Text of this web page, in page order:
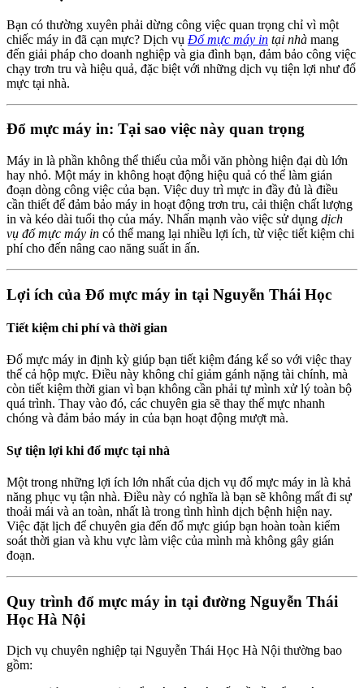
Bạn có thường xuyên phải dừng công việc quan trọng chỉ vì một
chiếc máy in đã cạn mực? Dịch vụ Đổ mực máy in tại nhà mang
đến giải pháp cho doanh nghiệp và gia đình bạn, đảm bảo công việc
chạy trơn tru và hiệu quả, đặc biệt với những dịch vụ tiện lợi như đổ
mực tại nhà.
Đổ mực máy in: Tại sao việc này quan trọng
Máy in là phần không thể thiếu của mỗi văn phòng hiện đại dù lớn
hay nhỏ. Một máy in không hoạt động hiệu quả có thể làm gián
đoạn dòng công việc của bạn. Việc duy trì mực in đầy đủ là điều
cần thiết để đảm bảo máy in hoạt động trơn tru, cải thiện chất lượng
in và kéo dài tuổi thọ của máy. Nhấn mạnh vào việc sử dụng dịch
vụ đổ mực máy in có thể mang lại nhiều lợi ích, từ việc tiết kiệm chi
phí cho đến nâng cao năng suất in ấn.
Lợi ích của Đổ mực máy in tại Nguyễn Thái Học
Tiết kiệm chi phí và thời gian
Đổ mực máy in định kỳ giúp bạn tiết kiệm đáng kể so với việc thay
thế cả hộp mực. Điều này không chỉ giảm gánh nặng tài chính, mà
còn tiết kiệm thời gian vì bạn không cần phải tự mình xử lý toàn bộ
quá trình. Thay vào đó, các chuyên gia sẽ thay thế mực nhanh
chóng và đảm bảo máy in của bạn hoạt động mượt mà.
Sự tiện lợi khi đổ mực tại nhà
Một trong những lợi ích lớn nhất của dịch vụ đổ mực máy in là khả
năng phục vụ tận nhà. Điều này có nghĩa là bạn sẽ không mất đi sự
thoải mái và an toàn, nhất là trong tình hình dịch bệnh hiện nay.
Việc đặt lịch để chuyên gia đến đổ mực giúp bạn hoàn toàn kiểm
soát thời gian và khu vực làm việc của mình mà không gây gián
đoạn.
Quy trình đổ mực máy in tại đường Nguyễn Thái
Học Hà Nội
Dịch vụ chuyên nghiệp tại Nguyễn Thái Học Hà Nội thường bao
gồm: